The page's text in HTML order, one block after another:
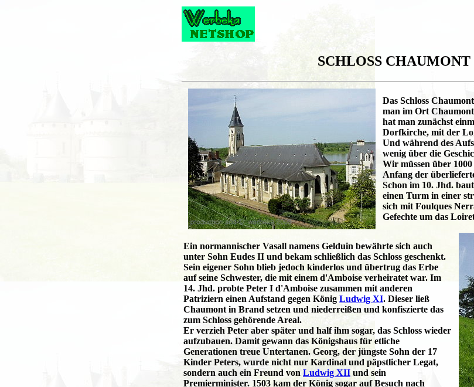
SCHLOSS CHAUMONT
Das Schloss
man im Ort
hat man zunächst
Dorfkirche, mit der
Und während des
wenig über die
Wir müssen über
Anfang der
Schon im 10. Jhd.
einen Turm in einer
sich mit Foulques
Gefechte um das
Ein normannischer Vasall namens Gelduin bewährte sich auch
unter Sohn Eudes II und bekam schließlich das Schloss geschenkt.
Sein eigener Sohn blieb jedoch kinderlos und übertrug das Erbe
auf seine Schwester, die mit einem d'Amboise verheiratet war. Im
14. Jhd. probte Peter I d'Amboise zusammen mit anderen
Patriziern einen Aufstand gegen König Ludwig XI. Dieser ließ
Chaumont in Brand setzen und niederreißen und konfiszierte das
zum Schloss gehörende Areal.
Er verzieh Peter aber später und half ihm sogar, das Schloss wieder
aufzubauen. Damit gewann das Königshaus für etliche
Generationen treue Untertanen. Georg, der jüngste Sohn der 17
Kinder Peters, wurde nicht nur Kardinal und päpstlicher Legat,
sondern auch ein Freund von Ludwig XII und sein
Premierminister. 1503 kam der König sogar auf Besuch nach